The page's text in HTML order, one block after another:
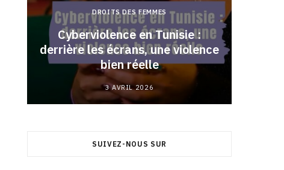
DROITS DES FEMMES
Cyberviolence en Tunisie :
derrière les écrans, une violence
bien réelle
3 AVRIL 2026
SUIVEZ-NOUS SUR